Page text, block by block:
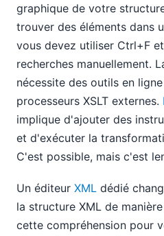
graphique de votre
trouver des éléments dans
vous devez utiliser Ctrl+F
recherches manuellement.
nécessite des outils en
processeurs XSLT externes.
implique d'ajouter des
et d'exécuter la
C'est possible, mais c'est
Un éditeur XML dédié
la structure XML de
cette compréhension pour